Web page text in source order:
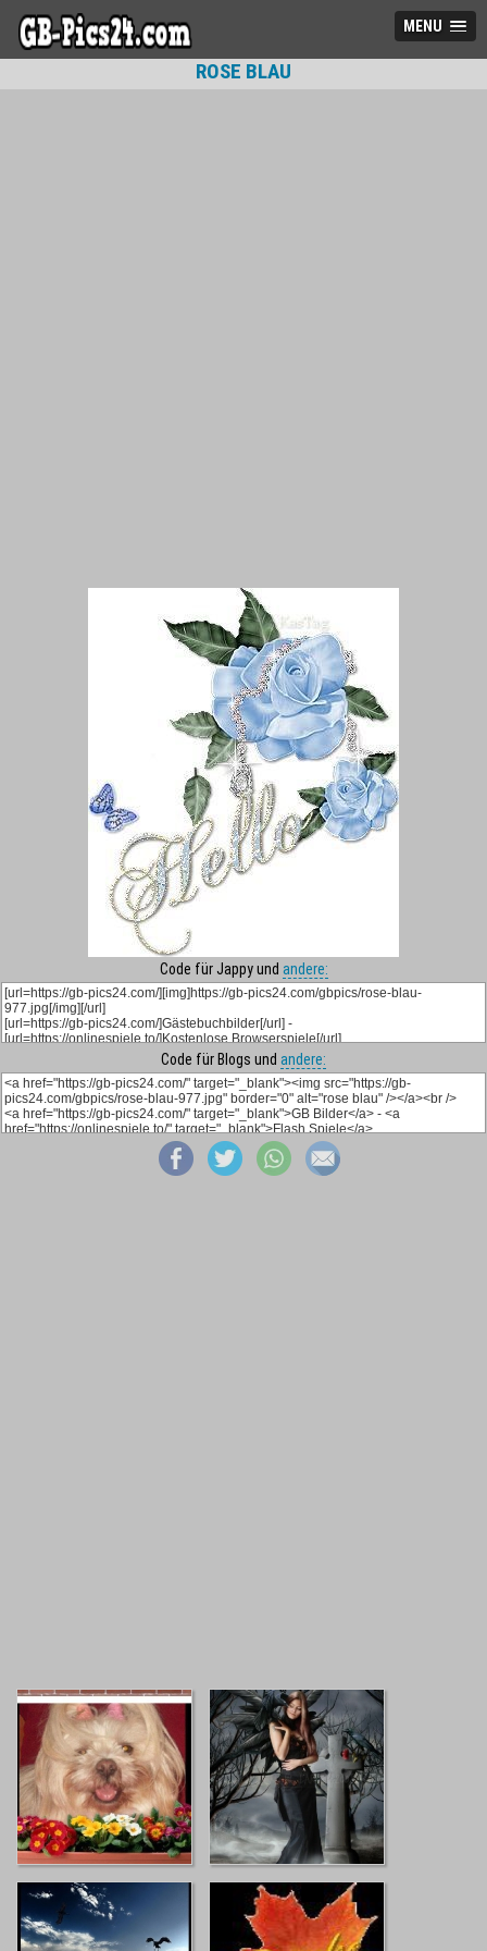
MENU
ROSE BLAU
Code für Jappy und andere:
Code für Blogs und andere: